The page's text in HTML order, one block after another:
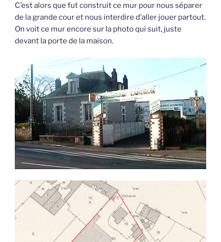
C’est alors que fut construit ce mur pour nous séparer
de la grande cour et nous interdire d’aller jouer partout.
On voit ce mur encore sur la photo qui suit, juste
devant la porte de la maison.